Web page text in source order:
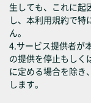
生しても、これに起
し、本利用規約で特
ん。
4.サービス提供者が
の提供を停止もしく
に定める場合を除き
します。